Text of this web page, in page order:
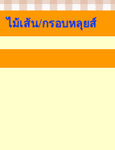
ไม้เส้น/กรอบหลุยส์